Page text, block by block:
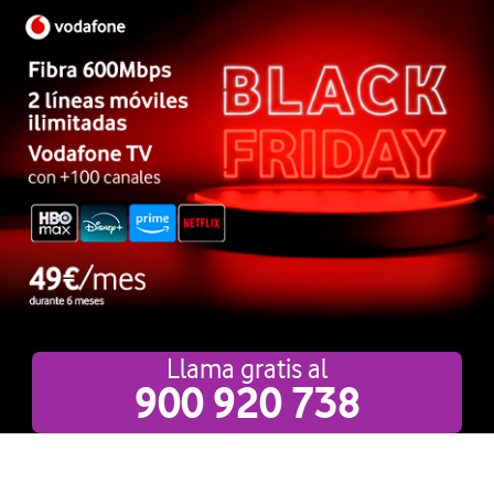
Llama gratis al
900 920 738